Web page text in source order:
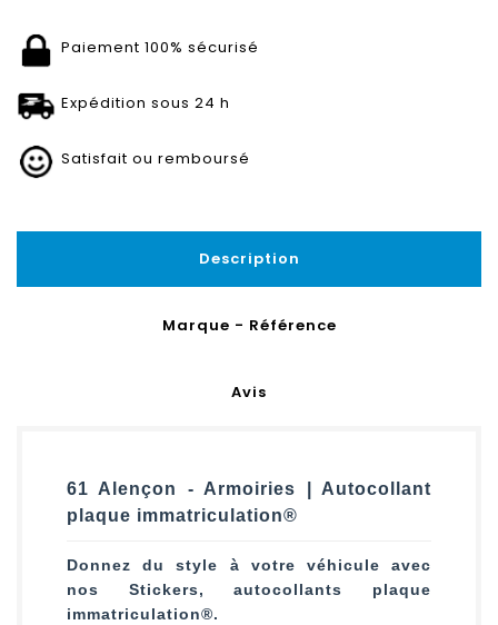
Paiement 100% sécurisé
Expédition sous 24 h
Satisfait ou remboursé
Description
Marque - Référence
Avis
61 Alençon - Armoiries | Autocollant
plaque immatriculation®
Donnez du style à votre véhicule avec
nos Stickers, autocollants plaque
immatriculation®.